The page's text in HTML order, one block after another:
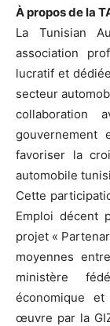
À propos de la
La Tunisian
association
lucratif et
secteur
collaboration
gouvernement
favoriser la
automobile
Cette
Emploi décent
projet «
moyennes
ministère
économique
œuvre par la